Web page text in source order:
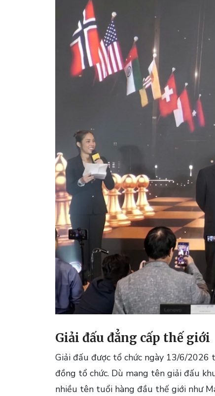
Giải đấu đẳng cấp thế giới
Giải đấu được tổ chức ngày 13/6/2026
đồng tổ chức. Dù mang tên giải đấu
nhiều tên tuổi hàng đầu thế giới như